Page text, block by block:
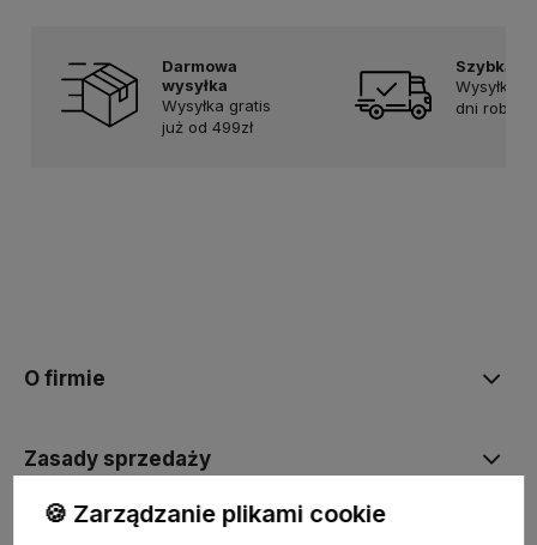
Darmowa
wysyłka
Wysyłka gratis
już od 499zł
Szybka
Wysyłka
dni
O firmie
Zasady sprzedaży
🍪 Zarządzanie plikami cookie